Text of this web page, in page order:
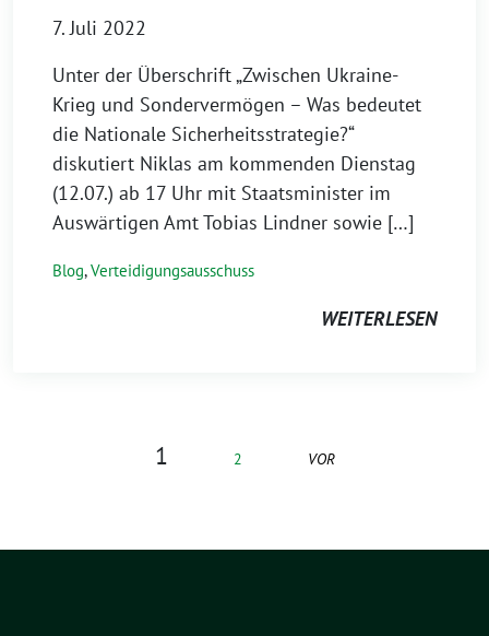
7. Juli 2022
Unter der Überschrift „Zwischen Ukraine-
Krieg und Sondervermögen – Was bedeutet
die Nationale Sicherheitsstrategie?“
diskutiert Niklas am kommenden Dienstag
(12.07.) ab 17 Uhr mit Staatsminister im
Auswärtigen Amt Tobias Lindner sowie […]
Blog,Verteidigungsausschuss
WEITERLESEN
1 2 VOR